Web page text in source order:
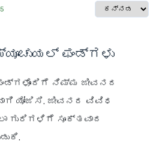
Select
ಫಂಡ್‌ಗಳು
ಫಂಡ್‌ಗಳೊಂದಿಗೆ ನಿಮ್ಮ ಜೀವನದ
ಯೋಜಿಸಿ. ಜೀವನದ ವಿವಿಧ
ಗುರಿಗಳಿಗೆ ಸೂಕ್ತವಾದ